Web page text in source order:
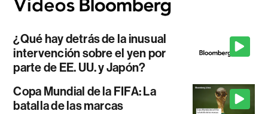
¿Qué hay detrás de la inusual
intervención sobre el yen por
parte de EE. UU. y Japón?
Copa Mundial de la FIFA: La
batalla de las marcas